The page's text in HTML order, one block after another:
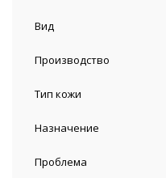
Вид
Производство
Тип кожи
Назначение
Проблема